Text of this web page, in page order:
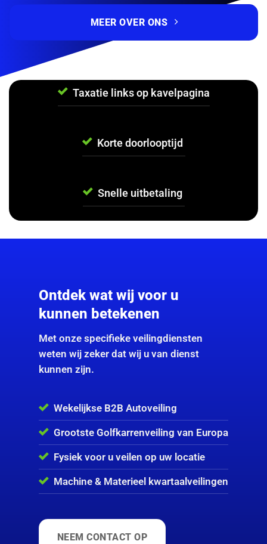
MEER OVER ONS
Taxatie links op kavelpagina
Korte doorlooptijd
Snelle uitbetaling
Ontdek wat wij voor u
kunnen betekenen
Met onze specifieke veilingdiensten
weten wij zeker dat wij u van dienst
kunnen zijn.
Wekelijkse B2B Autoveiling
Grootste Golfkarrenveiling van Europa
Fysiek voor u veilen op uw locatie
Machine & Materieel kwartaalveilingen
NEEM CONTACT OP